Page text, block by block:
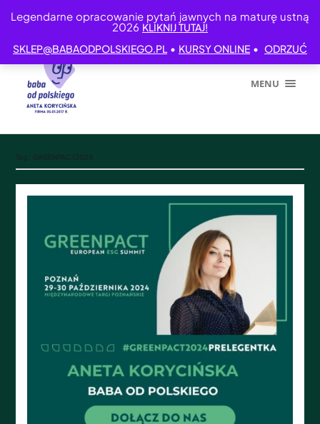
Legendarne opracowanie pytań jawnych na maturę ustną
2026 KLIKNIJ TUTAJ!
SKLEP@BABAODPOLSKIEGO.PL • KURSY ONLINE • ODRZUĆ
MENU